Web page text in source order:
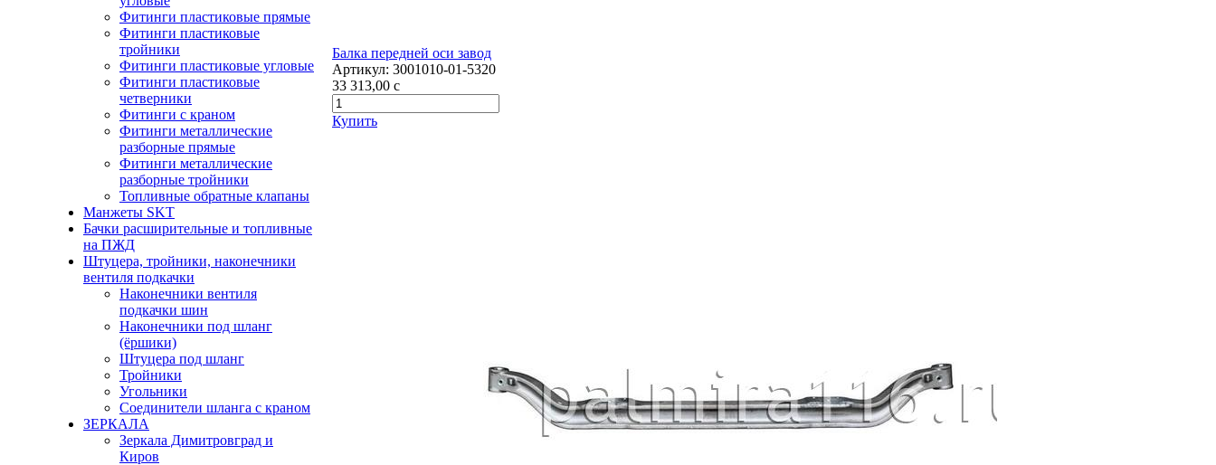
Фитинги пластиковые прямые
Фитинги пластиковые
тройники
Фитинги пластиковые угловые
Фитинги пластиковые
четверники
Фитинги с краном
Фитинги металлические
разборные прямые
Фитинги металлические
разборные тройники
Топливные обратные клапаны
Манжеты SKT
Бачки расширительные и топливные
на ПЖД
Штуцера, тройники, наконечники
вентиля подкачки
Наконечники вентиля
подкачки шин
Наконечники под шланг
(ёршики)
Штуцера под шланг
Тройники
Угольники
Соединители шланга с краном
ЗЕРКАЛА
Зеркала Димитровград и
Киров
Балка передней оси завод
Артикул: 3001010-01-5320
33 313,00 c
Купить